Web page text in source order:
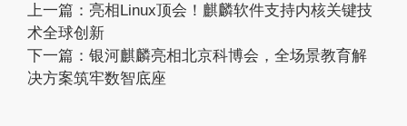
上一篇： 亮相Linux顶会！麒麟软件支持内核关键技
术全球创新
下一篇： 银河麒麟亮相北京科博会，全场景教育解
决方案筑牢数智底座